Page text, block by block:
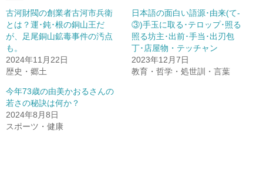
古河財閥の創業者古河市兵衛
とは？運･鈍･根の銅山王だ
が、足尾銅山鉱毒事件の汚点
も。
2024年11月22日
歴史・郷土
日本語の面白い語源･由来(て-
③)手玉に取る･テロップ･照る
照る坊主･出前･手当･出刃包
丁･店屋物・テッチャン
2023年12月7日
教育・哲学・処世訓・言葉
今年73歳の由美かおるさんの
若さの秘訣は何か？
2024年8月8日
スポーツ・健康